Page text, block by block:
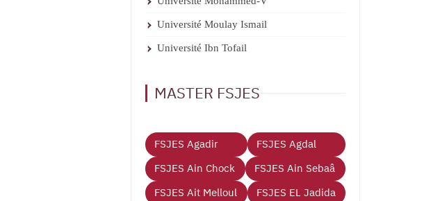
Université Moulay Ismail
Université Ibn Tofail
MASTER FSJES
FSJES Agadir
FSJES Agdal
FSJES Ain Chock
FSJES Ain Sebaâ
FSJES Ait Melloul
FSJES EL Jadida